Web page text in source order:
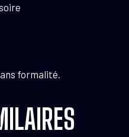
formalité.